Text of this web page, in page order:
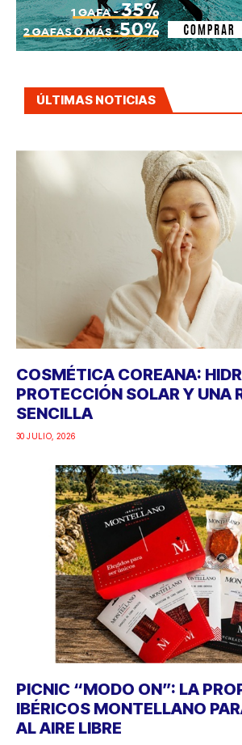
ÚLTIMAS NOTICIAS
COSMÉTICA COREANA:
PROTECCIÓN SOLAR Y UNA
SENCILLA
30 JULIO, 2026
PICNIC “MODO ON”: LA
IBÉRICOS MONTELLANO
AL AIRE LIBRE